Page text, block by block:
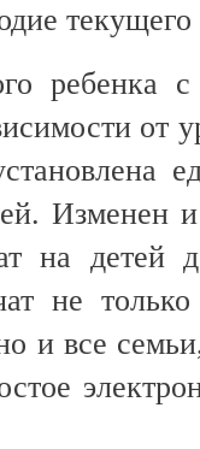
текущего
ребенка
от
Изменен
на
не
и все